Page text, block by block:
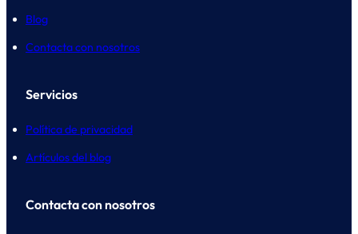
Blog
Contacta con nosotros
Servicios
Política de privacidad
Artículos del blog
Contacta con nosotros